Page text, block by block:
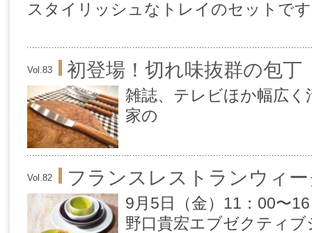
スタイリッシュなトレイのセットで
Vol.83 初登場！切れ味抜群の包丁
雑誌、テレビほか幅広
家の
Vol.82 フランスレストランウィ
9月5日（金）11：00〜
野口貴宏エブゼクティ